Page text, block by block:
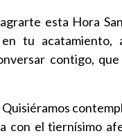
esta Hora
tu acatamiento,
contigo,
con el tiernísimo